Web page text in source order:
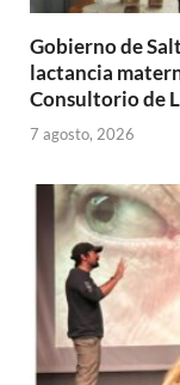
Gobierno de
lactancia
Consultorio de
7 agosto, 2026